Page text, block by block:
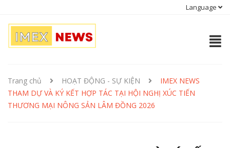
Language
Trang chủ HOẠT ĐỘNG - SỰ KIỆN
IMEX NEWS
THAM DỰ VÀ KÝ KẾT HỢP TÁC TẠI HỘI NGHỊ XÚC TIẾN
THƯƠNG MẠI NÔNG SẢN LÂM ĐỒNG 2026